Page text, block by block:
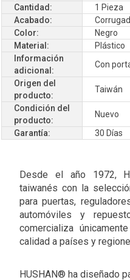
Cantidad:
1 Pieza
Acabado:
Color:
Negro
Material:
Plástico
Información
adicional:
Con
Origen del
producto:
Taiwán
Condición del
producto:
Nuevo
Garantía:
30 Días
Desde el año 1972,
taiwanés con la
para puertas,
automóviles y
comercializa
calidad a países y
HUSHAN® ha diseñado